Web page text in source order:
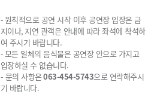
-원칙적으로 공연 시작 이후 공연장 입장은 금
지이나, 지연 관객은 안내에 따라 좌석에 착석하
여 주시기 바랍니다.
-모든 일체의 음식물은 공연장 안으로 가지고
입장하실 수 없습니다.
- 문의 사항은063-454-5743으로 연락해주시
기 바랍니다.